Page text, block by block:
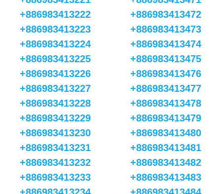
+886983413222
+886983413223
+886983413224
+886983413225
+886983413226
+886983413227
+886983413228
+886983413229
+886983413230
+886983413231
+886983413232
+886983413233
+886983413472
+886983413473
+886983413474
+886983413475
+886983413476
+886983413477
+886983413478
+886983413479
+886983413480
+886983413481
+886983413482
+886983413483